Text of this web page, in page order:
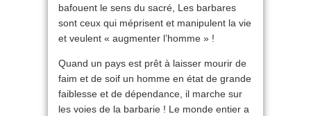
bafouent le sens du sacré, Les barbares
sont ceux qui méprisent et manipulent la vie
et veulent « augmenter l’homme » !
Quand un pays est prêt à laisser mourir de
faim et de soif un homme en état de grande
faiblesse et de dépendance, il marche sur
les voies de la barbarie ! Le monde entier a